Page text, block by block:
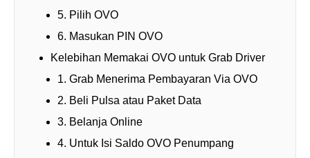
5. Pilih OVO
6. Masukan PIN OVO
Kelebihan Memakai OVO untuk Grab Driver
1. Grab Menerima Pembayaran Via OVO
2. Beli Pulsa atau Paket Data
3. Belanja Online
4. Untuk Isi Saldo OVO Penumpang